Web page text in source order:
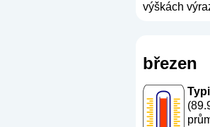
výškách
březen